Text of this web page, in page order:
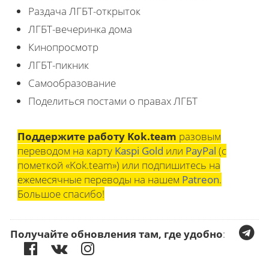
Раздача ЛГБТ-открыток
ЛГБТ-вечеринка дома
Кинопросмотр
ЛГБТ-пикник
Самообразование
Поделиться постами о правах ЛГБТ
Поддержите работу Kok.team разовым
переводом на карту Kaspi Gold или PayPal (с
пометкой «Kok.team») или подпишитесь на
ежемесячные переводы на нашем Patreon.
Большое спасибо!
Получайте обновления там, где удобно: